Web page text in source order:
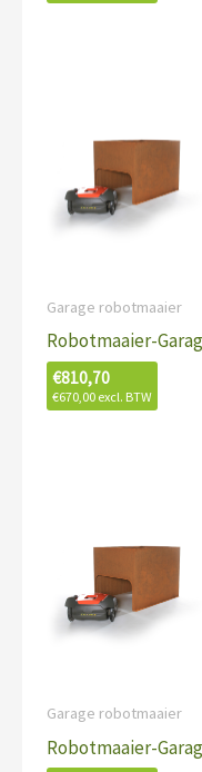
Garage robotmaaier
Robotmaaier-
€810,70
€670,00 excl. BTW
Garage robotmaaier
Robotmaaier-